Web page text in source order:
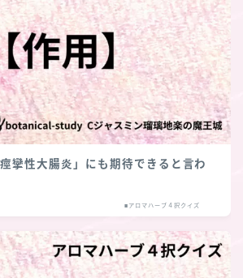
攣性大腸炎」にも期待できると言わ
■アロマハーブ４択クイズ